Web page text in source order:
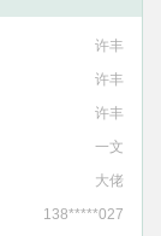
许丰
许丰
许丰
一文
大佬
138*****027